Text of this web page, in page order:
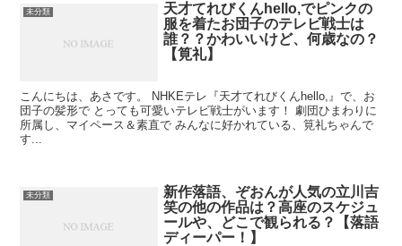
未分類
天才てれびくんhello,でピンクの
服を着たお団子のテレビ戦士は
誰？？かわいいけど、何歳なの？
【筧礼】
こんにちは、あさです。 NHKEテレ『天才てれびくんhello,』で、お
団子の髪形で とっても可愛いテレビ戦士がいます！ 劇団ひまわりに
所属し、マイペース＆素直で みんなに好かれている、筧礼ちゃんで
す...
未分類
新作落語、ぞおんが人気の立川吉
笑の他の作品は？高座のスケジュ
ールや、どこで観られる？【落語
ディーパー！】